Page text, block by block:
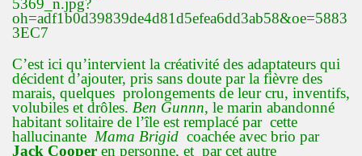
C’est ici qu’intervient la créativité des adaptateurs qui
décident d’ajouter, pris sans doute par la fièvre des
marais, quelques prolongements de leur cru, inventifs,
volubiles et drôles. Ben Gunnn, le marin abandonné
habitant solitaire de l’île est remplacé par cette
hallucinante Mama Brigid coachée avec brio par
Jack Cooper en personne, et par cet autre